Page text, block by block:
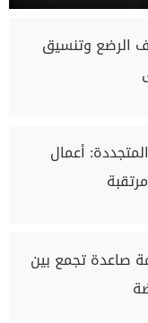
الرضع وتنسيق
أعمال
صاعدة تجمع بين